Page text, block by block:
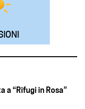
a “Rifugi in Rosa”